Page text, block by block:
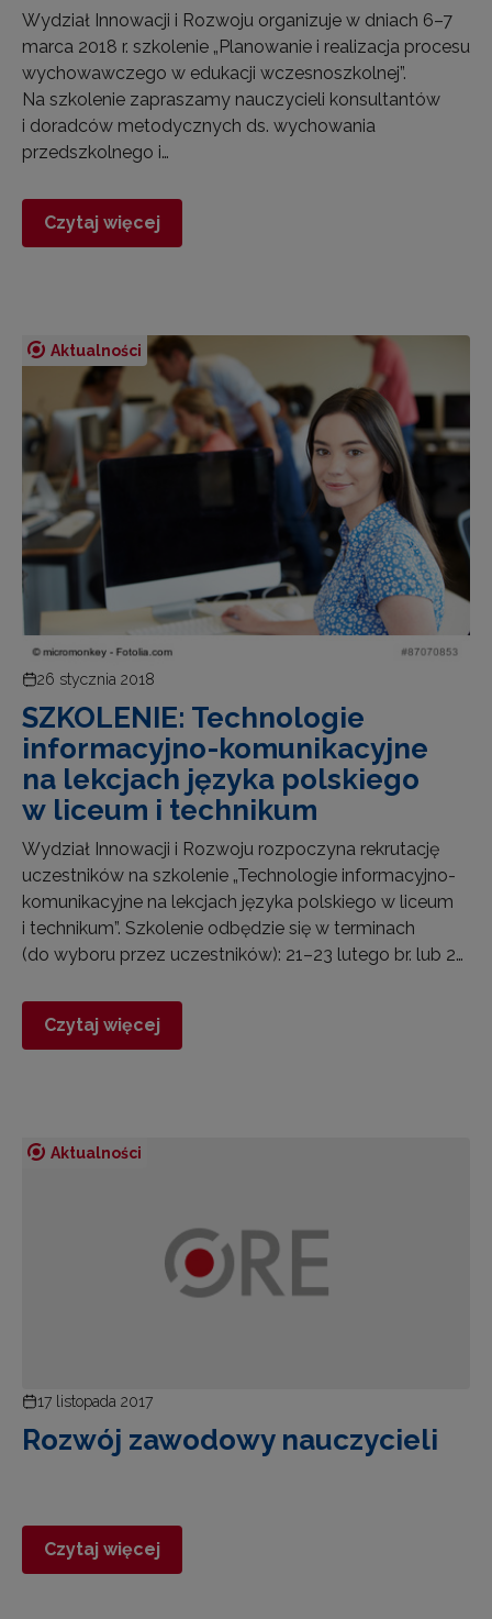
Wydział Innowacji i Rozwoju organizuje w dniach 6–7
marca 2018 r. szkolenie „Planowanie i realizacja procesu
wychowawczego w edukacji wczesnoszkolnej”.
Na szkolenie zapraszamy nauczycieli konsultantów
i doradców metodycznych ds. wychowania
przedszkolnego i…
Czytaj więcej
Aktualności
26 stycznia 2018
SZKOLENIE: Technologie
informacyjno-komunikacyjne
na lekcjach języka polskiego
w liceum i technikum
Wydział Innowacji i Rozwoju rozpoczyna rekrutację
uczestników na szkolenie „Technologie informacyjno-
komunikacyjne na lekcjach języka polskiego w liceum
i technikum”. Szkolenie odbędzie się w terminach
(do wyboru przez uczestników): 21–23 lutego br. lub 2…
Czytaj więcej
Aktualności
17 listopada 2017
Rozwój zawodowy nauczycieli
Czytaj więcej